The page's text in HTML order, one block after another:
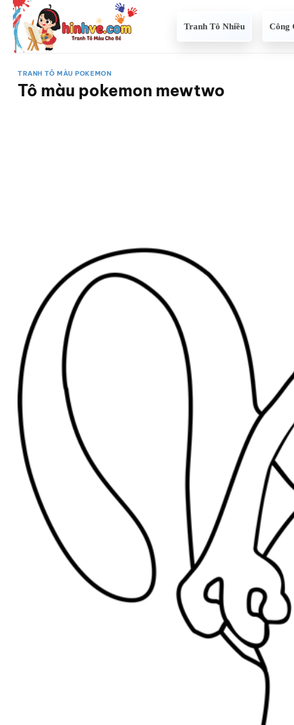
qua
dung
Tranh Tô Nhiều Công
TRANH TÔ MÀU POKEMON
Tô màu pokemon mewtwo